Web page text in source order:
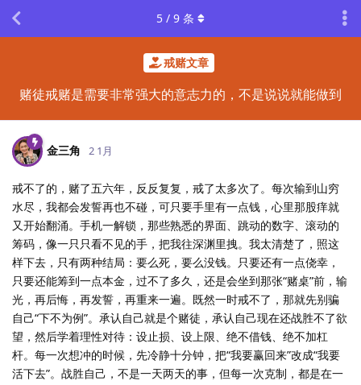
戒赌文章
赌徒戒赌是需要非常强大的意志力的，不是说说就能做到
5 / 9 条
金三角 2 1月
戒不了的，赌了五六年，反反复复，戒了太多次了。每次输到山穷
水尽，我都会发誓再也不碰，可只要手里有一点钱，心里那股痒就
又开始翻涌。手机一解锁，那些熟悉的界面、跳动的数字、滚动的
筹码，像一只只看不见的手，把我往深渊里拽。我太清楚了，照这
样下去，只有两种结局：要么死，要么没钱。只要还有一点侥幸，
只要还能筹到一点本金，过不了多久，还是会坐到那张“赌桌”前，输
光，再后悔，再发誓，再重来一遍。既然一时戒不了，那就先别骗
自己“下不为例”。承认自己就是个赌徒，承认自己现在还战胜不了欲
望，然后学着理性对待：设止损、设上限、绝不借钱、绝不加杠
杆。每一次想冲的时候，先冷静十分钟，把“我要赢回来”改成“我要
活下去”。战胜自己，不是一天两天的事，但每一次克制，都是在一